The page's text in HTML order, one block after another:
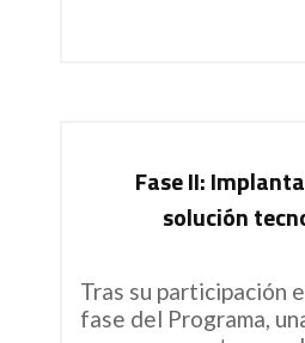
Fase II:
solución
Tras su participación
fase del Programa,